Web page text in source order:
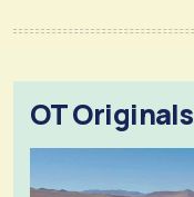
OT Originals